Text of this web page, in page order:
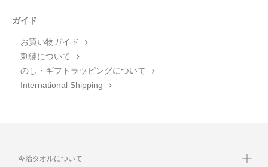
ガイド
お買い物ガイド
刺繍について
のし・ギフトラッピングについて
International Shipping
今治タオルについて